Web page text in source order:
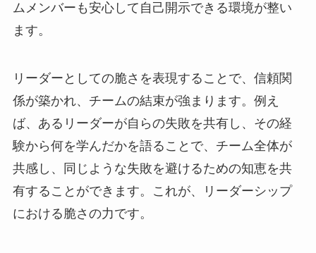
ムメンバーも安心して自己開示できる環境が整い
ます。
リーダーとしての脆さを表現することで、信頼関
係が築かれ、チームの結束が強まります。例え
ば、あるリーダーが自らの失敗を共有し、その経
験から何を学んだかを語ることで、チーム全体が
共感し、同じような失敗を避けるための知恵を共
有することができます。これが、リーダーシップ
における脆さの力です。